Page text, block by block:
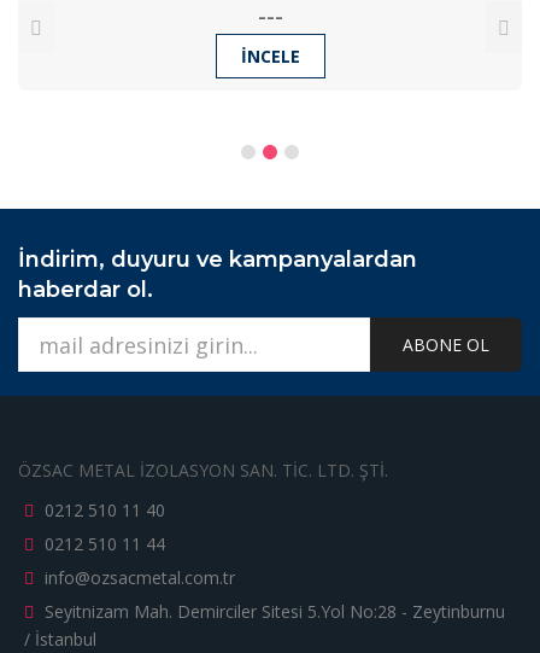
---
İNCELE
İndirim, duyuru ve kampanyalardan
haberdar ol.
ABONE OL
ÖZSAC METAL İZOLASYON SAN. TİC. LTD. ŞTİ.
0212 510 11 40
0212 510 11 44
info@ozsacmetal.com.tr
Seyitnizam Mah. Demirciler Sitesi 5.Yol No:28 - Zeytinburnu
/ İstanbul